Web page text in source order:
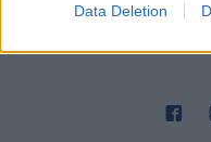
Data Deletion